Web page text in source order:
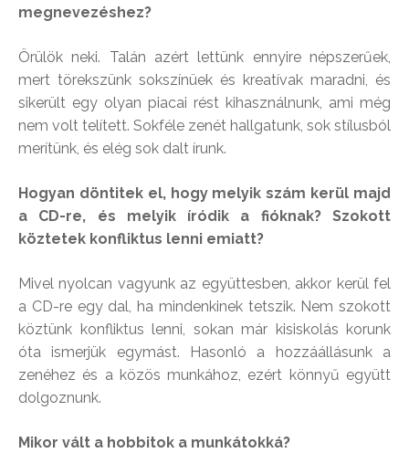
megnevezéshez?
Örülök neki. Talán azért lettünk ennyire népszerűek,
mert törekszünk sokszínüek és kreatívak maradni, és
sikerült egy olyan piacai rést kihasználnunk, ami még
nem volt telített. Sokféle zenét hallgatunk, sok stílusból
merítünk, és elég sok dalt írunk.
Hogyan döntitek el, hogy melyik szám kerül majd
a CD-re, és melyik íródik a fióknak? Szokott
köztetek konfliktus lenni emiatt?
Mivel nyolcan vagyunk az együttesben, akkor kerül fel
a CD-re egy dal, ha mindenkinek tetszik. Nem szokott
köztünk konfliktus lenni, sokan már kisiskolás korunk
óta ismerjük egymást. Hasonló a hozzáállásunk a
zenéhez és a közös munkához, ezért könnyű együtt
dolgoznunk.
Mikor vált a hobbitok a munkátokká?